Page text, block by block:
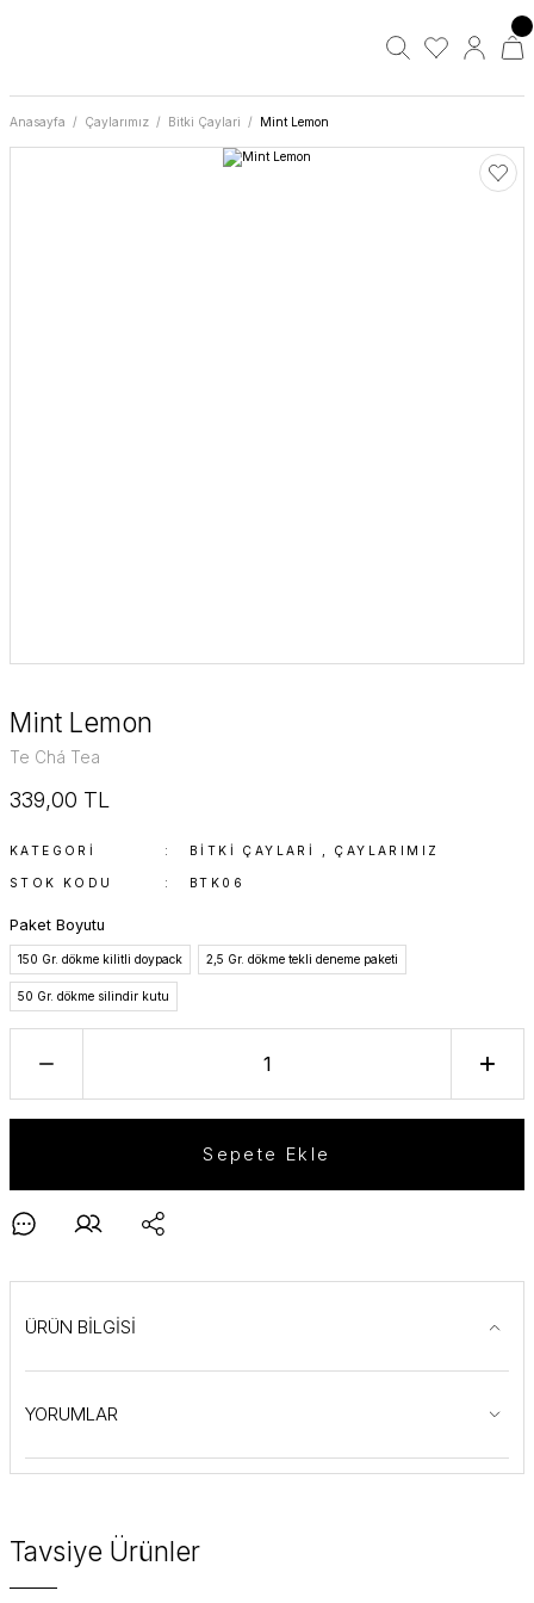
Anasayfa Çaylarımız Bitki Çaylari Mint Lemon
Mint Lemon
Te Chá Tea
339,00 TL
KATEGORI BITKI ÇAYLARI ÇAYLARIMIZ
STOK KODU BTK06
Paket Boyutu
150 Gr. dökme kilitli doypack 2,5 Gr. dökme tekli deneme paketi
50 Gr. dökme silindir kutu
Sepete Ekle
ÜRÜN BİLGİSİ
YORUMLAR
Tavsiye Ürünler